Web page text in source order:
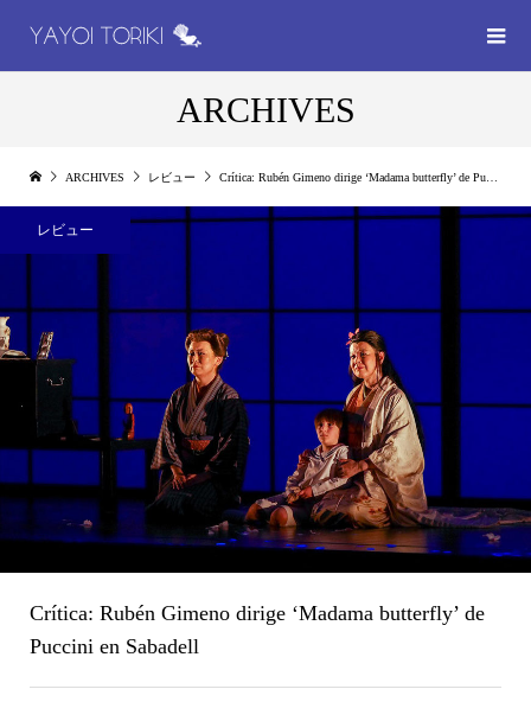
ARCHIVES
ARCHIVES レビュー Crítica: Rubén Gimeno dirige ‘Madama butterfly’ de Puccini en Sabadell
レビュー
Crítica: Rubén Gimeno dirige ‘Madama butterfly’ de
Puccini en Sabadell